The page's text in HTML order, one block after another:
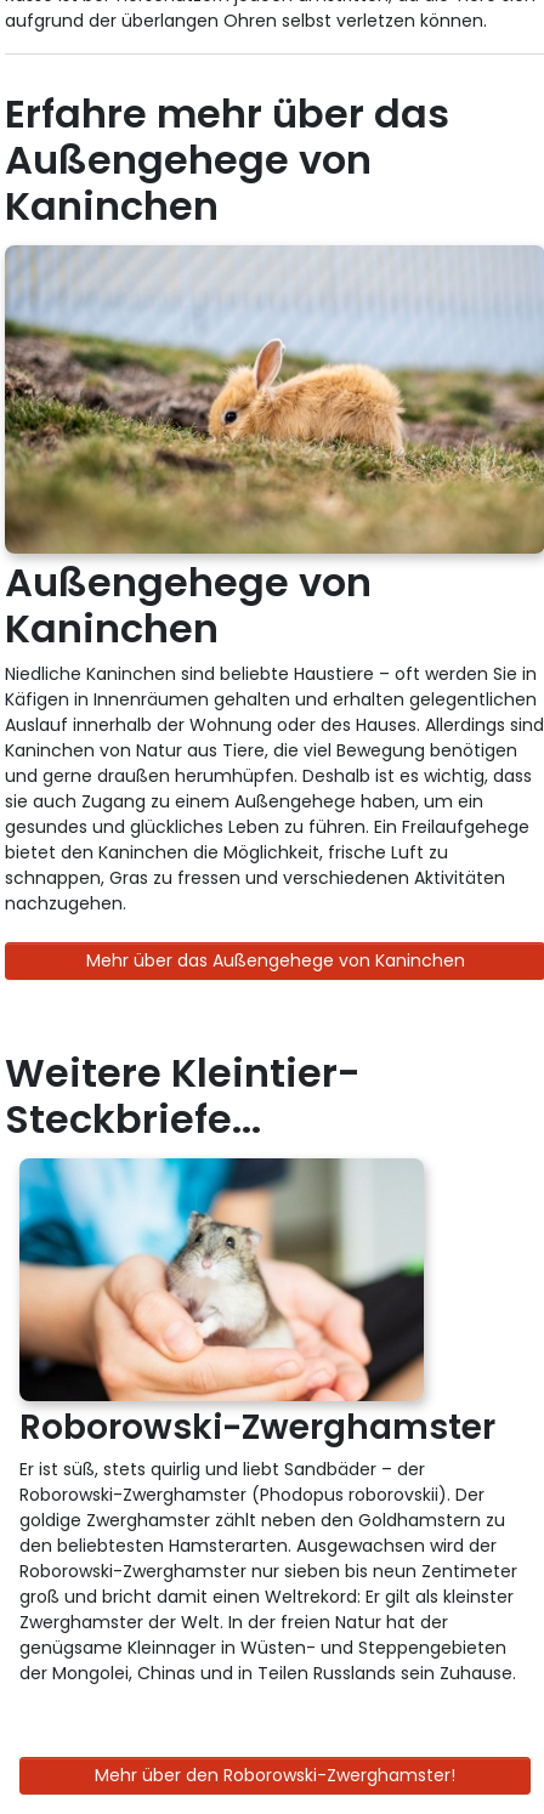
aufgrund der überlangen Ohren selbst verletzen können.
Erfahre mehr über das
Außengehege von
Kaninchen
Außengehege von
Kaninchen
Niedliche Kaninchen sind beliebte Haustiere – oft werden Sie in
Käfigen in Innenräumen gehalten und erhalten gelegentlichen
Auslauf innerhalb der Wohnung oder des Hauses. Allerdings sind
Kaninchen von Natur aus Tiere, die viel Bewegung benötigen
und gerne draußen herumhüpfen. Deshalb ist es wichtig, dass
sie auch Zugang zu einem Außengehege haben, um ein
gesundes und glückliches Leben zu führen. Ein Freilaufgehege
bietet den Kaninchen die Möglichkeit, frische Luft zu
schnappen, Gras zu fressen und verschiedenen Aktivitäten
nachzugehen.
Mehr über das Außengehege von Kaninchen
Weitere Kleintier-
Steckbriefe...
Roborowski-Zwerghamster
Er ist süß, stets quirlig und liebt Sandbäder – der
Roborowski-Zwerghamster (Phodopus roborovskii). Der
goldige Zwerghamster zählt neben den Goldhamstern zu
den beliebtesten Hamsterarten. Ausgewachsen wird der
Roborowski-Zwerghamster nur sieben bis neun Zentimeter
groß und bricht damit einen Weltrekord: Er gilt als kleinster
Zwerghamster der Welt. In der freien Natur hat der
genügsame Kleinnager in Wüsten- und Steppengebieten
der Mongolei, Chinas und in Teilen Russlands sein Zuhause.
Mehr über den Roborowski-Zwerghamster!